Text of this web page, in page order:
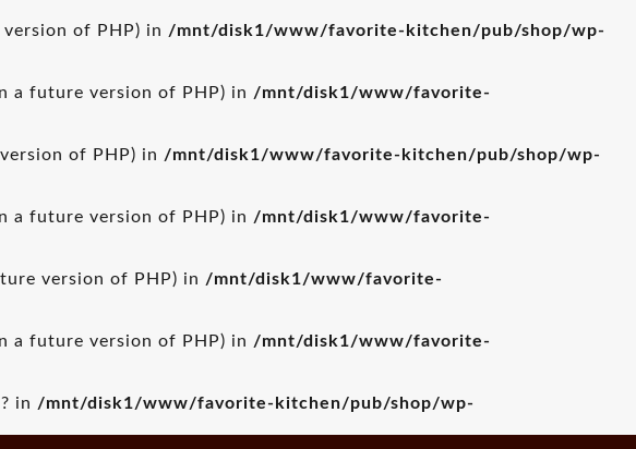
of PHP) in /mnt/disk1/www/favorite-kitchen/pub/shop/wp-
a future version of PHP) in /mnt/disk1/www/favorite-
of PHP) in /mnt/disk1/www/favorite-kitchen/pub/shop/wp-
a future version of PHP) in /mnt/disk1/www/favorite-
version of PHP) in /mnt/disk1/www/favorite-
a future version of PHP) in /mnt/disk1/www/favorite-
in /mnt/disk1/www/favorite-kitchen/pub/shop/wp-